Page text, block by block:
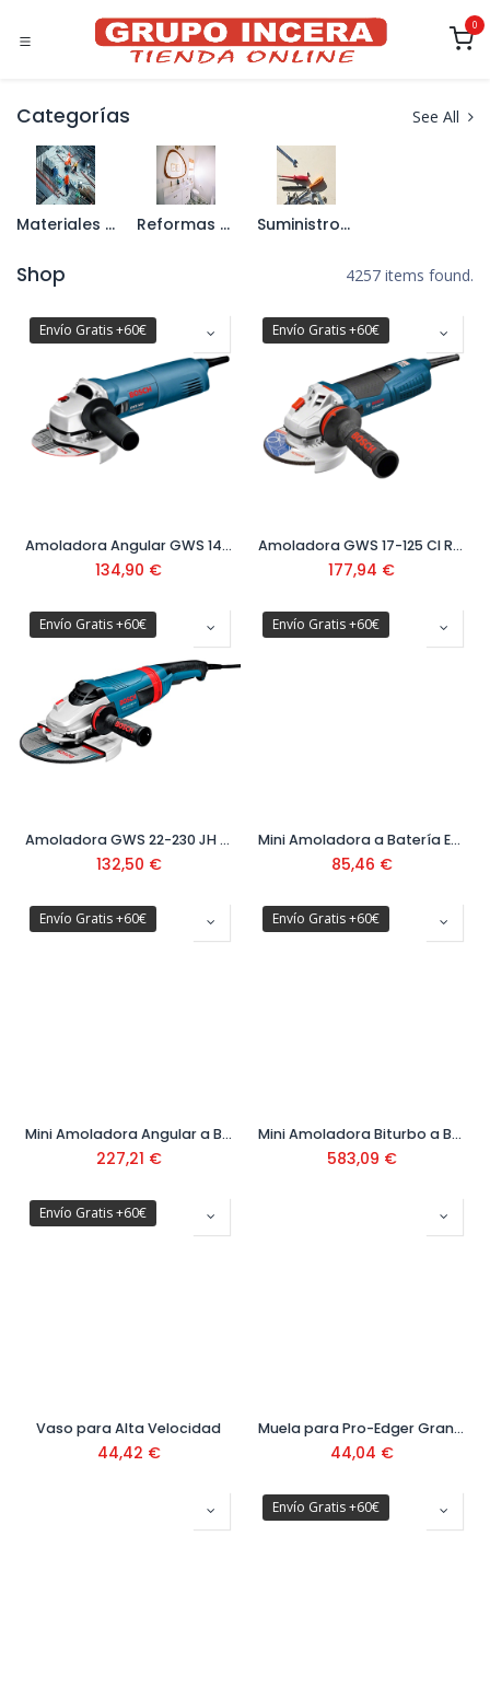
0
Categorías See All
Materiales de Construcción Reformas de Interior Suministros Industriales
Shop 4257 items found.
Envío Gratis +60€
Amoladora Angular GWS 1400 Ref: 0601 824 800
134,90 €
Envío Gratis +60€
Amoladora GWS 17-125 CI Ref: 060179G002
177,94 €
Envío Gratis +60€
Amoladora GWS 22-230 JH 230 mm Ref. 0.601.8C1.300
132,50 €
Envío Gratis +60€
Mini Amoladora a Batería Easy Cut&Grind Ref: 0603 9D2 000
85,46 €
Envío Gratis +60€
Mini Amoladora Angular a Batería GWS 12V-76 Ref: 0601 9F2 00B
227,21 €
Envío Gratis +60€
Mini Amoladora Biturbo a Batería GWS 18V-15SC Ref: 06019H6101
583,09 €
Envío Gratis +60€
Vaso para Alta Velocidad
44,42 €
Muela para Pro-Edger Grano Fino 66 mm Ref.16957
44,04 €
Envío Gratis +60€